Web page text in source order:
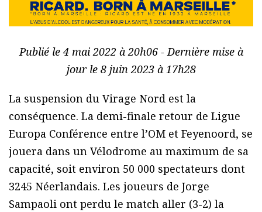
Publié le 4 mai 2022 à 20h06 - Dernière mise à
jour le 8 juin 2023 à 17h28
La suspension du Virage Nord est la
conséquence. La demi-finale retour de Ligue
Europa Conférence entre l’OM et Feyenoord, se
jouera dans un Vélodrome au maximum de sa
capacité, soit environ 50 000 spectateurs dont
3245 Néerlandais. Les joueurs de Jorge
Sampaoli ont perdu le match aller (3-2) la